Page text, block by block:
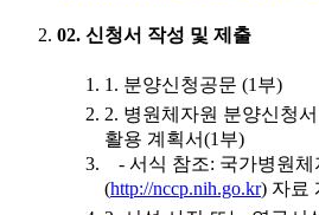
02. 신청서 작성 및 제출
1. 분양신청공문 (1부)
2. 병원체자원 분양신청
활용 계획서(1부)
- 서식 참조: 국가병원체
(http://nccp.nih.go.kr) 자료